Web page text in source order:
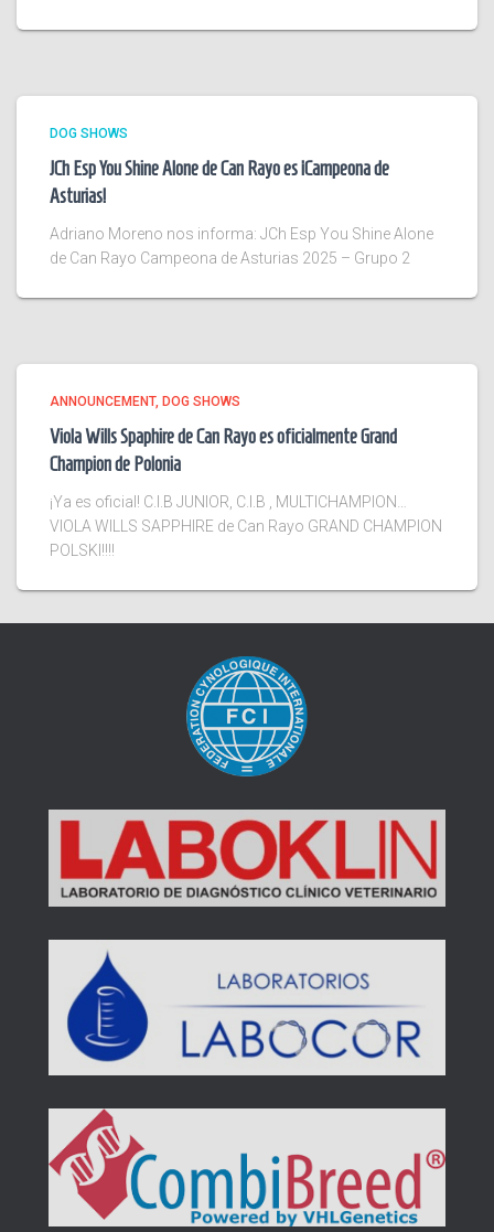
DOG SHOWS
JCh Esp You Shine Alone de Can Rayo es ¡Campeona de
Asturias!
Adriano Moreno nos informa: JCh Esp You Shine Alone
de Can Rayo Campeona de Asturias 2025 – Grupo 2
ANNOUNCEMENT DOG SHOWS
Viola Wills Spaphire de Can Rayo es oficialmente Grand
Champion de Polonia
¡Ya es oficial! C.I.B JUNIOR, C.I.B , MULTICHAMPION…
VIOLA WILLS SAPPHIRE de Can Rayo GRAND CHAMPION
POLSKI!!!!